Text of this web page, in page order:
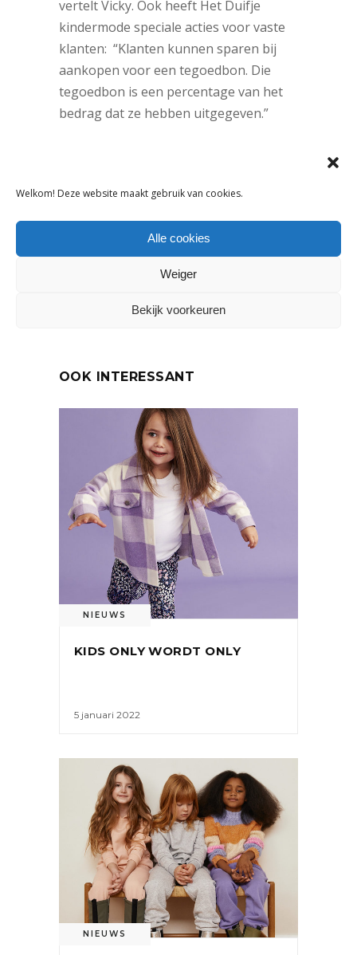
Welkom! Deze website maakt gebruik van cookies.
Alle cookies
Weiger
Bekijk voorkeuren
vertelt Vicky. Ook heeft Het Duifje
kindermode speciale acties voor vaste
klanten: “Klanten kunnen sparen bij
aankopen voor een tegoedbon. Die
tegoedbon is een percentage van het
bedrag dat ze hebben uitgegeven.”
VOLGEND ARTIKEL
OOK INTERESSANT
NIEUWS
KIDS ONLY WORDT ONLY
5 januari 2022
NIEUWS